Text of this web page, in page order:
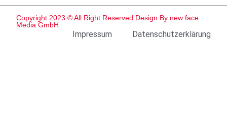
Copyright 2023 © All Right Reserved Design By new face
Media GmbH
Impressum Datenschutzerklärung